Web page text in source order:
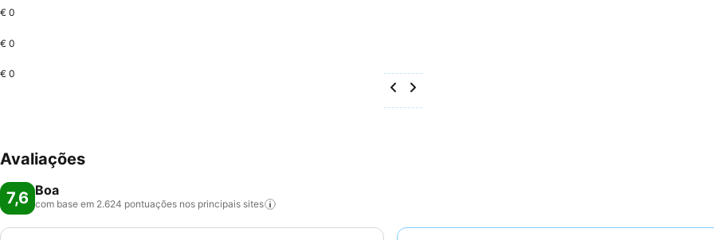
€ 0
€ 0
€ 0
Avaliações
7,6 Boa
com base em 2.624 pontuações nos principais sites